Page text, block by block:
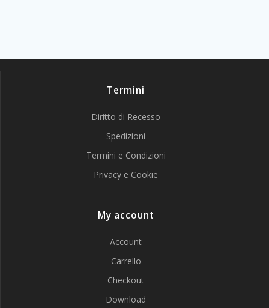
Termini
Diritto di Recesso
Spedizioni
Termini e Condizioni
Privacy e Cookie
My account
Account
Carrello
Checkout
Download